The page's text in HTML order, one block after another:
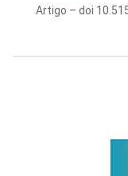
Artigo – doi